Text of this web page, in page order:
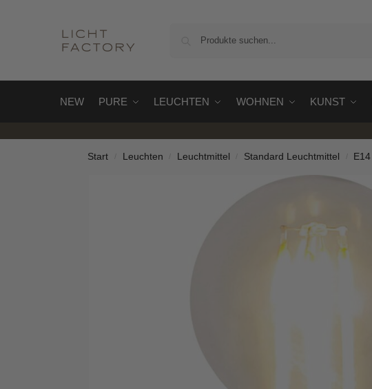
NEW PURE LEUCHTEN WOHNEN KUNST
Start Leuchten Leuchtmittel Standard Leuchtmittel E14